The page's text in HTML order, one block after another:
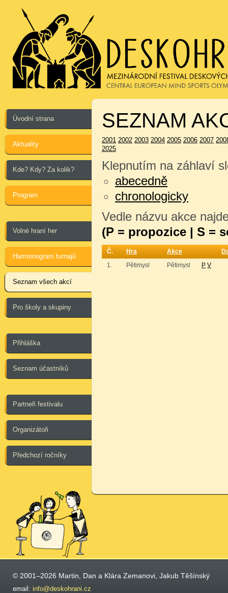
Úvodní strana
Aktuality
Kde? Kdy? Za kolik?
Program
Volné hraní her
Harmonogram turnajů
Seznam všech akcí
Pro školy a skupiny
Přihláška
Seznam účastníků
Partneři festivalu
Organizátoři
Předchozí ročníky
SEZNAM
2001 2002 2003 2004 2005 2006 2007
2025
Klepnutím na záhlaví
abecedně
chronologicky
Vedle názvu akce
(P = propozice | S =
Č. Hra Akce
1.
Pětimysl Pětimysl P V
© 2001–2026 Martin, Dan a Klára Zemanovi, Jakub Těšínský
email: info@deskohrani.cz